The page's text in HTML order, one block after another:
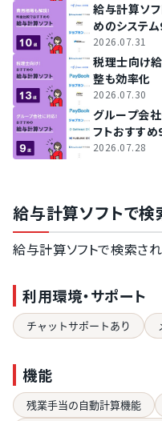
給与計算ソ
めのシステ
2026.07.31
税理士向け
整も効率化
2026.07.30
グループ会
フトおすす
2026.07.28
給与計算ソフトで検
給与計算ソフトで検索さ
利用環境・サポート
チャットサポートあり
機能
残業手当の自動計算機能